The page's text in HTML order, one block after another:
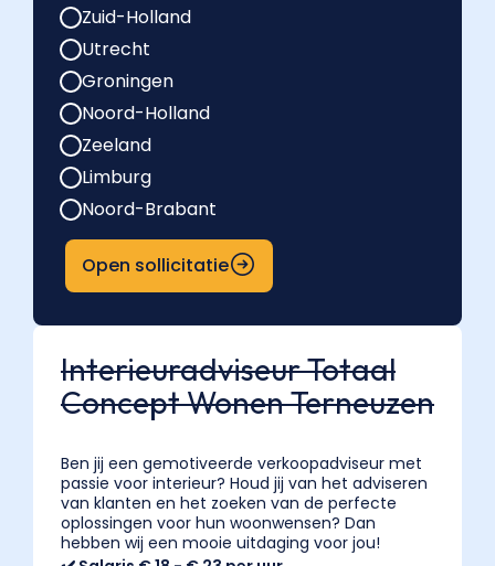
Zuid-Holland
Utrecht
Groningen
Noord-Holland
Zeeland
Limburg
Noord-Brabant
Open sollicitatie
Interieuradviseur Totaal
Concept Wonen Terneuzen
Ben jij een gemotiveerde verkoopadviseur met
passie voor interieur? Houd jij van het adviseren
van klanten en het zoeken van de perfecte
oplossingen voor hun woonwensen? Dan
hebben wij een mooie uitdaging voor jou!